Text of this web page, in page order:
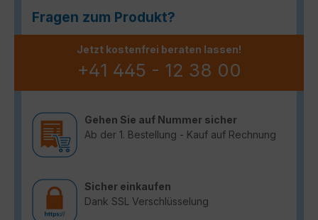
Fragen zum Produkt?
Jetzt kostenfrei beraten lassen!
+41 445 - 12 38 00
Gehen Sie auf Nummer sicher
Ab der 1. Bestellung - Kauf auf Rechnung
Sicher einkaufen
Dank SSL Verschlüsselung